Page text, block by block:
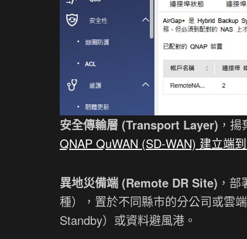
安全傳輸層 (Transport Layer) ，
QNAP QuWAN (SD-WAN) 建立端
異地災備端 (Remote DR Site) ，
種），置於不同縣市的分公司或雲
Standby）或資料避風港。